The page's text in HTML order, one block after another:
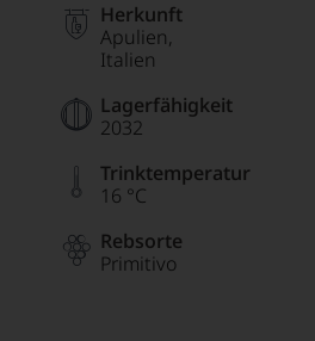
Herkunft
Apulien
Italien
Lagerfähigkeit
2032
Trinktemperatur
16 °C
Rebsorte
Primitivo